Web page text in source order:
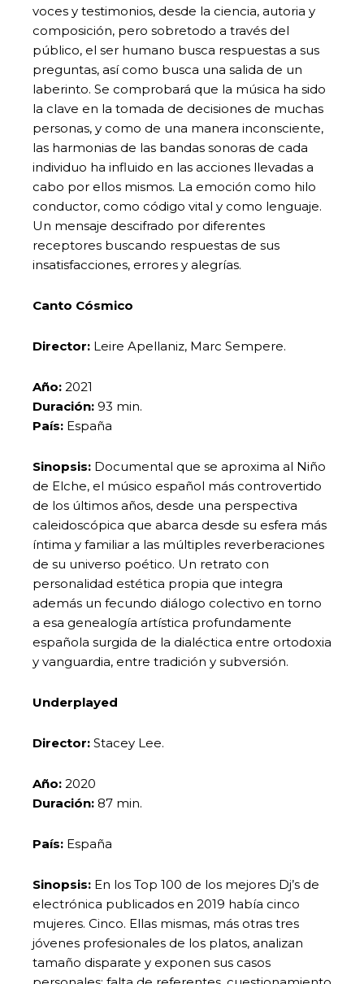
voces y testimonios, desde la ciencia, autoria y
composición, pero sobretodo a través del
público, el ser humano busca respuestas a sus
preguntas, así como busca una salida de un
laberinto. Se comprobará que la música ha sido
la clave en la tomada de decisiones de muchas
personas, y como de una manera inconsciente,
las harmonias de las bandas sonoras de cada
individuo ha influido en las acciones llevadas a
cabo por ellos mismos. La emoción como hilo
conductor, como código vital y como lenguaje.
Un mensaje descifrado por diferentes
receptores buscando respuestas de sus
insatisfacciones, errores y alegrías.
Canto Cósmico
Director: Leire Apellaniz, Marc Sempere.
Año: 2021
Duración: 93 min.
País: España
Sinopsis: Documental que se aproxima al Niño
de Elche, el músico español más controvertido
de los últimos años, desde una perspectiva
caleidoscópica que abarca desde su esfera más
íntima y familiar a las múltiples reverberaciones
de su universo poético. Un retrato con
personalidad estética propia que integra
además un fecundo diálogo colectivo en torno
a esa genealogía artística profundamente
española surgida de la dialéctica entre ortodoxia
y vanguardia, entre tradición y subversión.
Underplayed
Director: Stacey Lee.
Año: 2020
Duración: 87 min.
País: España
Sinopsis: En los Top 100 de los mejores Dj’s de
electrónica publicados en 2019 había cinco
mujeres. Cinco. Ellas mismas, más otras tres
jóvenes profesionales de los platos, analizan
tamaño disparate y exponen sus casos